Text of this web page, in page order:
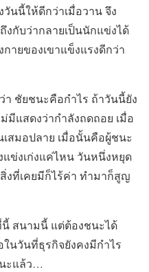
วันนี้ให้ดีกว่าเมื่อวาน จึง
งกับว่ากลายเป็นนักแข่งได้
ายของเขาแข็งแรงดีกว่า
ชัยชนะคือกำไร ถ้าวันนี้ยัง
มีแสดงว่ากำลังถดถอย เมื่อ
สมอปลาย เมื่อนั้นคือผู้ชนะ
แข่งเก่งแค่ไหน วันหนึ่งหยุด
งที่เคยมีก็ไร้ค่า ทำมาก็สูญ
นี้ สนามนี้ แต่ต้องชนะได้
ในวันที่ธุรกิจยังคงมีกำไร
ะแล้ว…